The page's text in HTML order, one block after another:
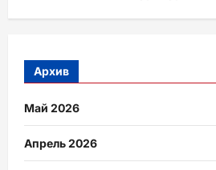
Архив
Май 2026
Апрель 2026